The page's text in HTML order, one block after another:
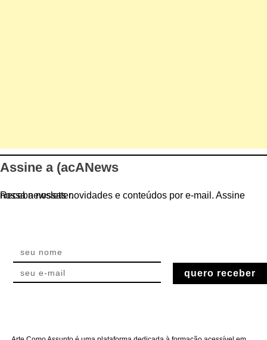
Assine a (acANews
Receba nossas novidades e conteúdos por e-mail. Assine nossa newsletter.
quero receber